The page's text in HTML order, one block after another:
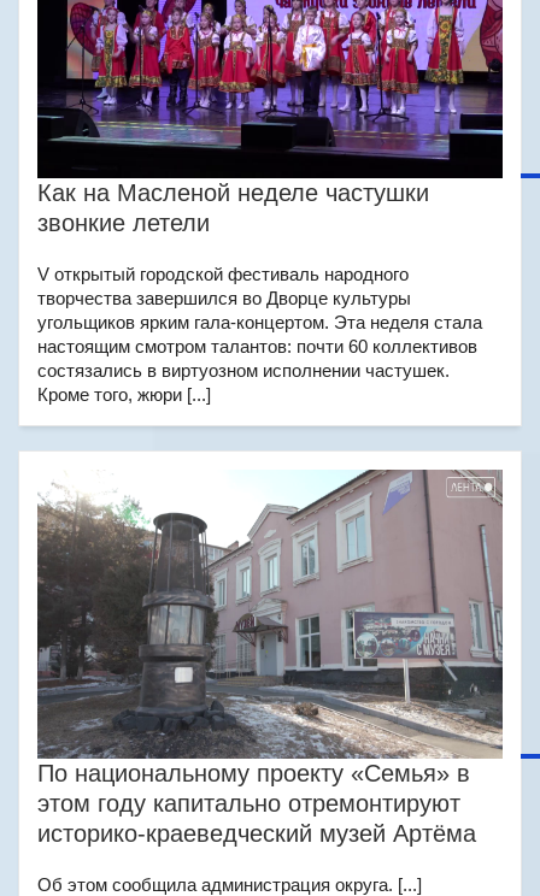
Как на Масленой неделе частушки
звонкие летели
V открытый городской фестиваль народного
творчества завершился во Дворце культуры
угольщиков ярким гала-концертом. Эта неделя стала
настоящим смотром талантов: почти 60 коллективов
состязались в виртуозном исполнении частушек.
Кроме того, жюри [...]
По национальному проекту «Семья» в
этом году капитально отремонтируют
историко-краеведческий музей Артёма
Об этом сообщила администрация округа. [...]